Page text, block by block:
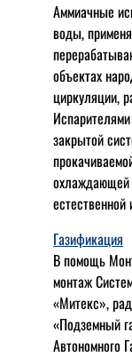
Аммиачные
воды,
объектах
циркуляции,
закрытой
охлаждающей
Газификация
В помощь
монтаж
«Митекс»,
«Подземный
Автономного